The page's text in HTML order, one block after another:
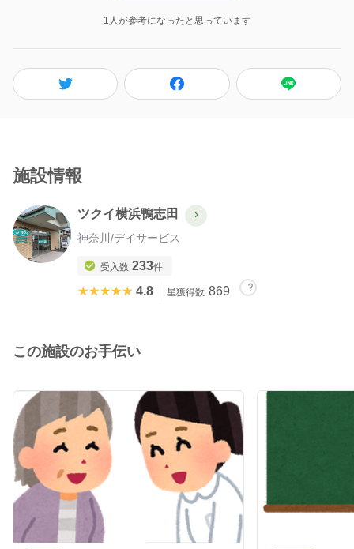
1人が参考になったと思っています
施設情報
ツクイ横浜鴨志田
神奈川 /デイサービス
受入数 233件
★★★★★
★★★★★ 4.8 星獲得数 869
この施設のお手伝い